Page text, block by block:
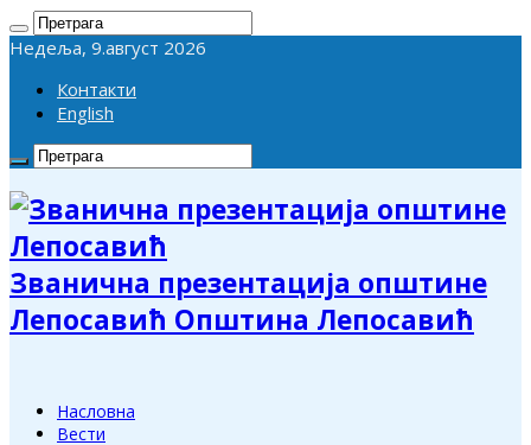
Недеља, 9.август 2026
Контакти
English
Званична презентација општине
Лепосавић Општина Лепосавић
Насловна
Вести